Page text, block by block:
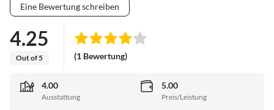
Eine Bewertung schreiben
4.25
Out of 5 (1 Bewertung)
4.00
Ausstattung
5.00
Preis/Leistung